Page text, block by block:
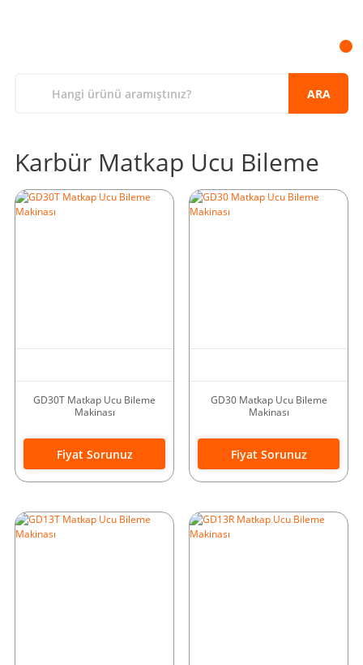
ARA
Karbür Matkap Ucu Bileme
GD30T Matkap Ucu Bileme
Makinası
Fiyat Sorunuz
GD30 Matkap Ucu Bileme
Makinası
Fiyat Sorunuz